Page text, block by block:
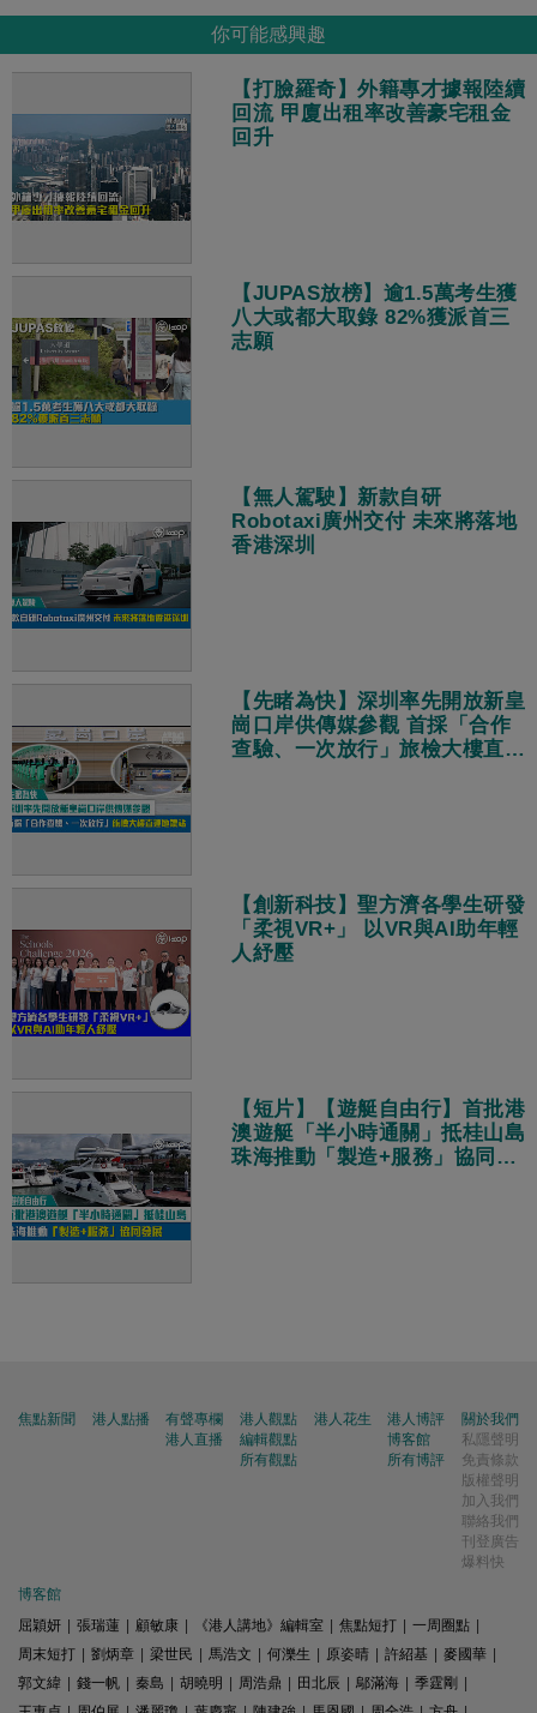
你可能感興趣
【打臉羅奇】外籍專才據報陸續
回流 甲廈出租率改善豪宅租金
回升
【JUPAS放榜】逾1.5萬考生獲
八大或都大取錄 82%獲派首三
志願
【無人駕駛】新款自研
Robotaxi廣州交付 未來將落地
香港深圳
【先睹為快】深圳率先開放新皇
崗口岸供傳媒參觀 首採「合作
查驗、一次放行」旅檢大樓直連
【創新科技】聖方濟各學生研發
「柔視VR+」 以VR與AI助年輕
人紓壓
【短片】【遊艇自由行】首批港
澳遊艇「半小時通關」抵桂山島
珠海推動「製造+服務」協同發
焦點新聞 港人點播
有聲專欄
港人直播
港人觀點
編輯觀點
所有觀點
港人花生
港人博評
博客館
所有博評
關於我們
私隱聲明
免責條款
版權聲明
加入我們
聯絡我們
刊登廣告
爆料快
博客館
屈穎妍
張瑞蓮 顧敏康 《港人講地》編輯室 焦點短打 一周圈點
周末短打
劉炳章 梁世民 馬浩文 何濼生 原姿晴 許紹基 麥國華
郭文緯
錢一帆 秦島 胡曉明 周浩鼎 田北辰 鄔滿海 季霆剛